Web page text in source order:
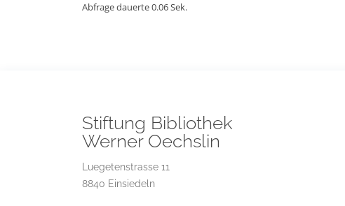
Abfrage dauerte 0.06 Sek.
Stiftung Bibliothek
Werner Oechslin
Luegetenstrasse 11
8840 Einsiedeln